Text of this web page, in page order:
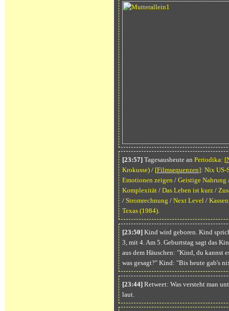
[23:57]Tagesausbeute an Periodika: [
Krokusse)/ [Filmsequenzen]: Nix US-
Emotionen zeigen / Geistige Nahrung
Komplexität/ Das Leben ist kurz/
/ Stromrechnung / Next Level /
Texas (1984).
[23:50]Kind wird geboren. Kind
3, mit 4. Am 5. Geburtstag sagt das
aus dem Häuschen: "Kind, du kannst
was gesagt?" Kind: "Bis heute gab's
[23:44]Retweet: Was versteht man
laut.